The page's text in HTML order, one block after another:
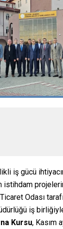
iş gücü
istihdam
Odası
iş
Kursu, Kasım